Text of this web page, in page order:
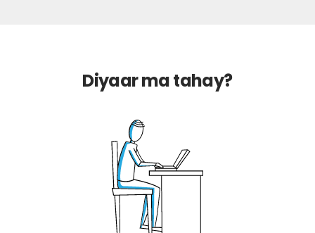
Diyaar ma tahay?